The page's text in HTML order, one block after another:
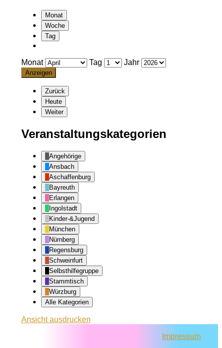
Monat
Woche
Tag
Monat Tag Jahr
Zurück
Heute
Weiter
Veranstaltungskategorien
Angehörige
Ansbach
Aschaffenburg
Bayreuth
Erlangen
Ingolstadt
Kinder-&Jugend
München
Nürnberg
Regensburg
Schweinfurt
Selbsthilfegruppe
Stammtisch
Würzburg
Alle Kategorien
Ansichtausdrucken
Impressum